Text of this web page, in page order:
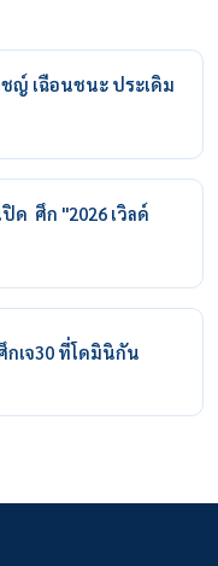
ญ์ เฉือนชนะ ประเดิม
ด ศึก "2026 เวิลด์
กเจ30 ที่โดมินิกัน